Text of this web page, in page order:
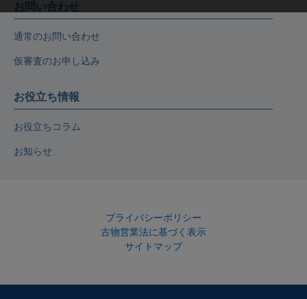
お問い合わせ
通常のお問い合わせ
仮審査のお申し込み
お役立ち情報
お役立ちコラム
お知らせ
プライバシーポリシー
古物営業法に基づく表示
サイトマップ